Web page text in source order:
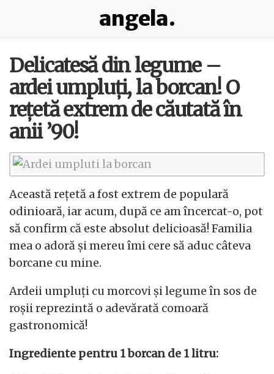
angela.
Delicatesă din legume –
ardei umpluți, la borcan! O
rețetă extrem de căutată în
anii ’90!
Această rețetă a fost extrem de populară
odinioară, iar acum, după ce am încercat-o, pot
să confirm că este absolut delicioasă! Familia
mea o adoră și mereu îmi cere să aduc câteva
borcane cu mine.
Ardeii umpluți cu morcovi și legume în sos de
roșii reprezintă o adevărată comoară
gastronomică!
Ingrediente pentru 1 borcan de 1 litru: